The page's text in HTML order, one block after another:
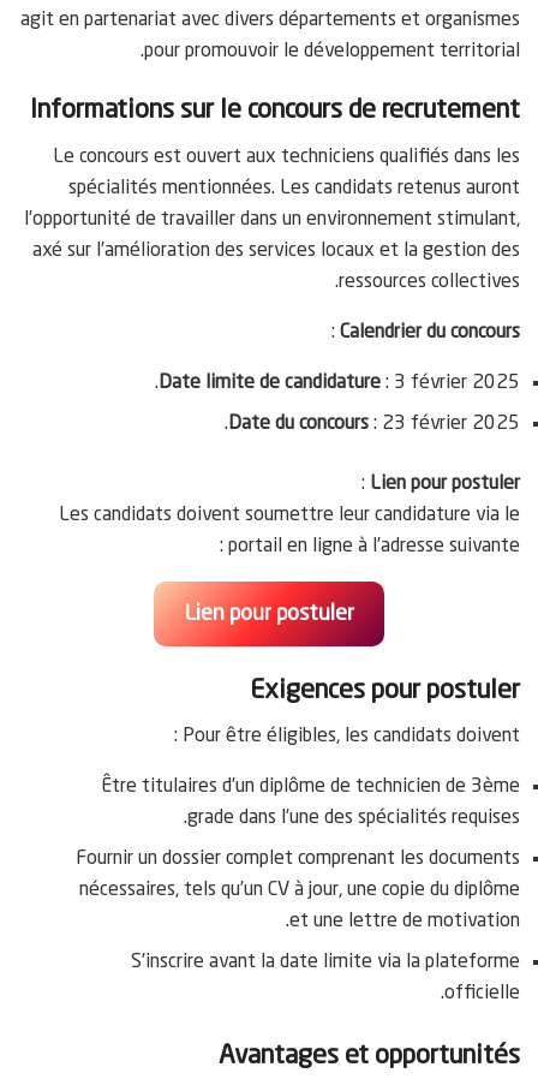
agit en partenariat avec divers départements et organismes
pour promouvoir le développement territorial.
Informations sur le concours de recrutement
Le concours est ouvert aux techniciens qualifiés dans les
spécialités mentionnées. Les candidats retenus auront
l’opportunité de travailler dans un environnement stimulant,
axé sur l’amélioration des services locaux et la gestion des
ressources collectives.
Calendrier du concours
:
Date limite de candidature : 3 février 2025.
Date du concours : 23 février 2025.
Lien pour postuler
:
Les candidats doivent soumettre leur candidature via le
portail en ligne à l’adresse suivante :
Lien pour postuler
Exigences pour postuler
Pour être éligibles, les candidats doivent :
Être titulaires d’un diplôme de technicien de 3ème
grade dans l’une des spécialités requises.
Fournir un dossier complet comprenant les documents
nécessaires, tels qu’un CV à jour, une copie du diplôme
et une lettre de motivation.
S’inscrire avant la date limite via la plateforme
officielle.
Avantages et opportunités